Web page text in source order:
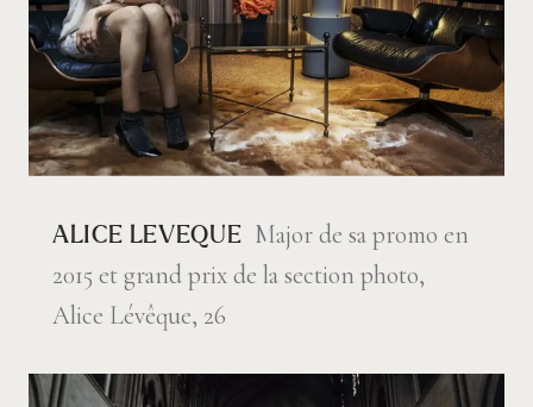
ALICE LEVEQUE Major de sa promo en
2015 et grand prix de la section photo,
Alice Lévêque, 26